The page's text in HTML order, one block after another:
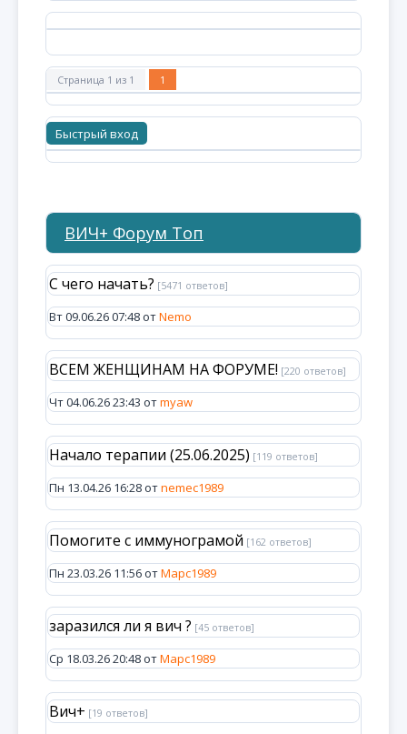
Страница 1 из 1 1
ВИЧ+ Форум Топ
С чего начать? [5471 ответов]
Вт 09.06.26 07:48 отNemo
ВСЕМ ЖЕНЩИНАМ НА ФОРУМЕ! [220 ответов]
Чт 04.06.26 23:43 отmyaw
Начало терапии (25.06.2025) [119 ответов]
Пн 13.04.26 16:28 отnemec1989
Помогите с иммунограмой [162 ответов]
Пн 23.03.26 11:56 отМарс1989
заразился ли я вич ? [45 ответов]
Ср 18.03.26 20:48 отМарс1989
Вич+ [19 ответов]